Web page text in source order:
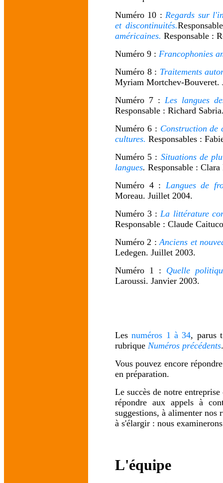
Numéro 10 : Regards sur
et discontinuités.
américaines. Responsable :
Numéro 9 : Francophonies
Numéro 8 : Traitements
Myriam Mortchev-Bouveret.
Numéro 7 :Les langues
Responsable : Richard
Numéro 6 : Construction de
cultures. Responsables :
Numéro 5 : Situations de
langues. Responsable :
Numéro 4 : Langues de
Moreau. Juillet 2004.
Numéro 3 :La littérature
Responsable : Claude
Numéro 2 :Anciens et
Ledegen. Juillet 2003.
Numéro 1 : Quelle
Laroussi. Janvier 2003.
Lesnuméros 1 à 34, parus
rubrique Numéros précédents.
Vous pouvez encore
en préparation.
Le succès de notre
répondre aux appels à
suggestions, à alimenter nos
à s'élargir : nous
L'équipe